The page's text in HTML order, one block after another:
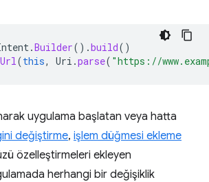
.Builder().build()
(this, Uri .parse( "https://
uygulama başlatan veya hatta
değiştirme, işlem düğmesi ekleme
özelleştirmeleri ekleyen
herhangi bir değişiklik